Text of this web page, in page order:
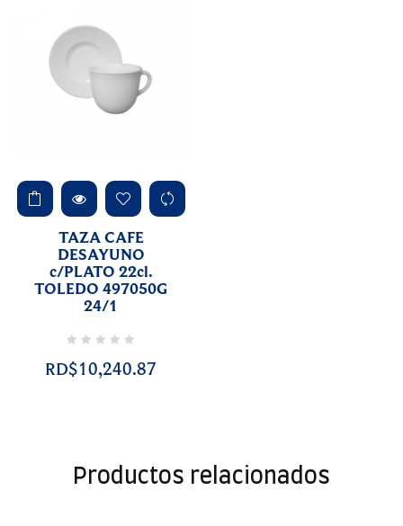
TAZA CAFE
DESAYUNO
c/PLATO 22cl.
TOLEDO 497050G
24/1
RD$10,240.87
Productos relacionados